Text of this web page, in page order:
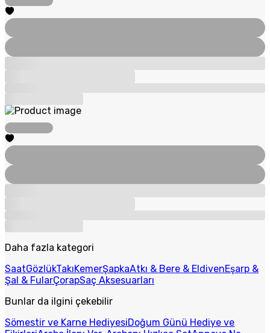
Daha fazla kategori
SaatGözlükTakıKemerŞapkaAtkı & Bere & EldivenEşarp &
Şal & FularÇorapSaç Aksesuarları
Bunlar da ilgini çekebilir
Sömestir ve Karne HediyesiDoğum Günü Hediye ve